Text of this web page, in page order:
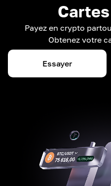
Payez en crypto
Obtenez votre
Essayer